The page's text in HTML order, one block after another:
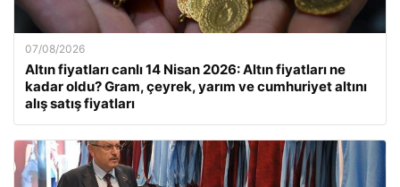
07/08/2026
Altın fiyatları canlı 14 Nisan 2026: Altın fiyatları ne
kadar oldu? Gram, çeyrek, yarım ve cumhuriyet altını
alış satış fiyatları